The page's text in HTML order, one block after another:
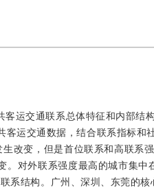
客运交通联系总体特征和内部结
客运交通数据，结合联系指标
改变，但是首位联系和高联系
。对外联系强度最高的城市集
系结构。广州、深圳、东莞的